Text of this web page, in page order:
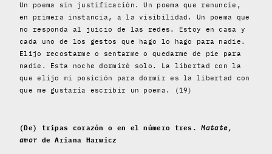
Un poema sin justificación. Un poema que renuncie,
en primera instancia, a la visibilidad. Un poema que
no responda al juicio de las redes. Estoy en casa y
cada uno de los gestos que hago lo hago para nadie.
Elijo recostarme o sentarme o quedarme de pie para
nadie. Esta noche dormiré solo. La libertad con la
que elijo mi posición para dormir es la libertad con
que me gustaría escribir un poema. (19)
(De) tripas corazón o en el número tres.Matate,
amor de Ariana Harwicz